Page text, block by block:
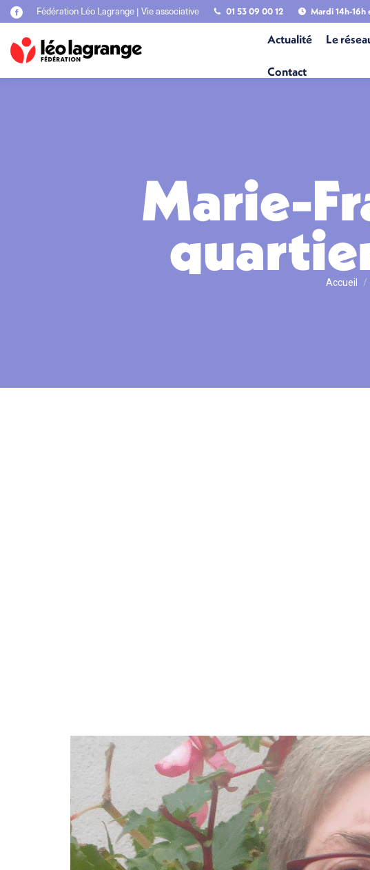
La
Facebook
s'ouvre
dans
une
Fédération Léo Lagrange | Vie associative 01 53 09 00 12 Mardi 14h-16h
Actualité Le
Contact
Marie-
Vous
Accueil